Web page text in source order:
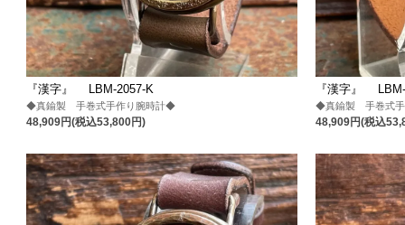
『漢字』 LBM-2057-K
◆真鍮製 手巻式手作り腕時計◆
48,909円(税込53,800円)
『漢字』
◆真鍮製 手巻式
48,909円(税込